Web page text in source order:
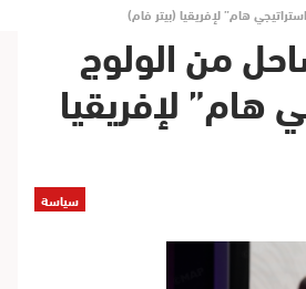
هام” لإفريقيا (بيتر فام)
من الولوج
لإفريقيا
سياسة